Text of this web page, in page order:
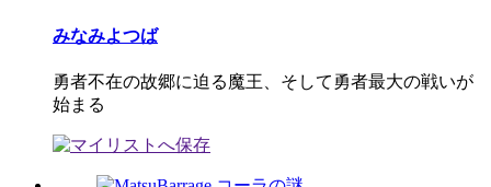
みなみよつば
勇者不在の故郷に迫る魔王、そして勇者最大の戦いが
始まる